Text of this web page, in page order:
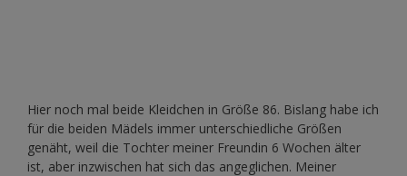
Hier noch mal beide Kleidchen in Größe 86. Bislang habe ich
für die beiden Mädels immer unterschiedliche Größen
genäht, weil die Tochter meiner Freundin 6 Wochen älter
ist, aber inzwischen hat sich das angeglichen. Meiner